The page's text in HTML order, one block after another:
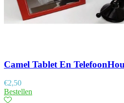
Camel Tablet En
€2,50
Bestellen